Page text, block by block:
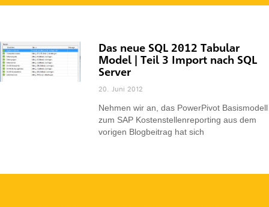
Das neue SQL 2012 Tabular
Model | Teil 3 Import nach SQL
Server
20. Juni 2012
Nehmen wir an, das PowerPivot Basismodell
zum SAP Kostenstellenreporting aus dem
vorigen Blogbeitrag hat sich